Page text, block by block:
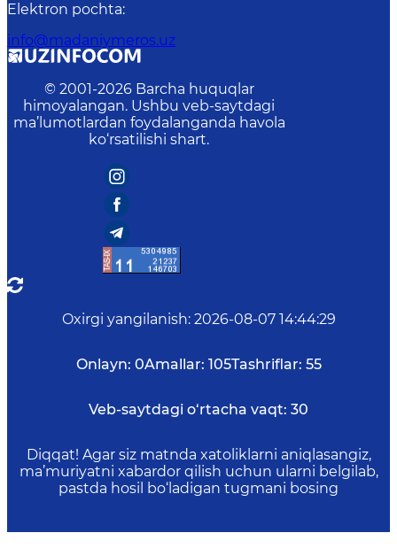
Elektron pochta:
info@madaniymeros.uz
© 2001-2026 Barcha huquqlar
himoyalangan. Ushbu veb-saytdagi
ma’lumotlardan foydalanganda havola
ko‘rsatilishi shart.
Oxirgi yangilanish: 2026-08-07 14:44:29
Onlayn: 0Amallar: 105Tashriflar: 55
Veb-saytdagi o‘rtacha vaqt: 30
Diqqat! Agar siz matnda xatoliklarni aniqlasangiz,
ma’muriyatni xabardor qilish uchun ularni belgilab,
pastda hosil bo‘ladigan tugmani bosing